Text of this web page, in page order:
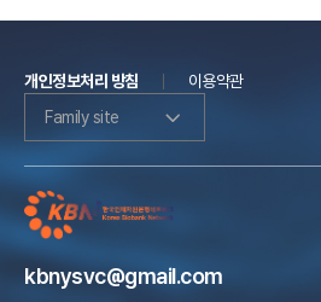
개인정보처리 방침
이용약관
Family site
kbnysvc@gmail.com